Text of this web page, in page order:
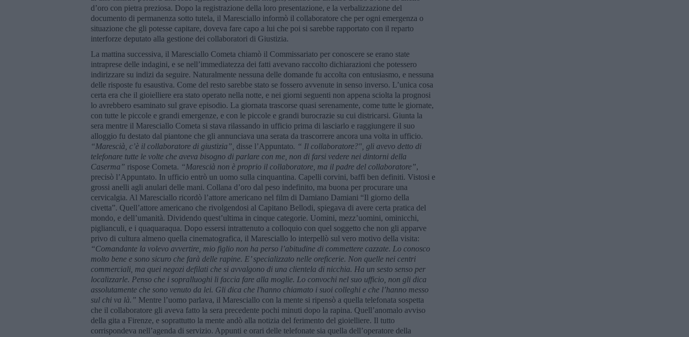
d’oro con pietra preziosa. Dopo la registrazione della loro presentazione, e la verbalizzazione del
documento di permanenza sotto tutela, il Maresciallo informò il collaboratore che per ogni emergenza o
situazione che gli potesse capitare, doveva fare capo a lui che poi si sarebbe rapportato con il reparto
interforze deputato alla gestione dei collaboratori di Giustizia.
La mattina successiva, il Maresciallo Cometa chiamò il Commissariato per conoscere se erano state
intraprese delle indagini, e se nell’immediatezza dei fatti avevano raccolto dichiarazioni che potessero
indirizzare su indizi da seguire. Naturalmente nessuna delle domande fu accolta con entusiasmo, e nessuna
delle risposte fu esaustiva. Come del resto sarebbe stato se fossero avvenute in senso inverso. L’unica cosa
certa era che il gioielliere era stato operato nella notte, e nei giorni seguenti non appena sciolta la prognosi
lo avrebbero esaminato sul grave episodio. La giornata trascorse quasi serenamente, come tutte le giornate,
con tutte le piccole e grandi emergenze, e con le piccole e grandi burocrazie su cui districarsi. Giunta la
sera mentre il Maresciallo Cometa si stava rilassando in ufficio prima di lasciarlo e raggiungere il suo
alloggio fu destato dal piantone che gli annunciava una serata da trascorrere ancora una volta in ufficio.
“Marescià, c’è il collaboratore di giustizia”, disse l’Appuntato. “ Il collaboratore?", gli avevo detto di
telefonare tutte le volte che aveva bisogno di parlare con me, non di farsi vedere nei dintorni della
Caserma” rispose Cometa. “Marescià non è proprio il collaboratore, ma il padre del collaboratore”,
precisò l’Appuntato. In ufficio entrò un uomo sulla cinquantina. Capelli corvini, baffi ben definiti. Vistosi e
grossi anelli agli anulari delle mani. Collana d’oro dal peso indefinito, ma buona per procurare una
cervicalgia. Al Maresciallo ricordò l’attore americano nel film di Damiano Damiani “Il giorno della
civetta”. Quell’attore americano che rivolgendosi al Capitano Bellodi, spiegava di avere certa pratica del
mondo, e dell’umanità. Dividendo quest’ultima in cinque categorie. Uomini, mezz’uomini, ominicchi,
piglianculi, e i quaquaraqua. Dopo essersi intrattenuto a colloquio con quel soggetto che non gli apparve
privo di cultura almeno quella cinematografica, il Maresciallo lo interpellò sul vero motivo della visita:
“Comandante la volevo avvertire, mio figlio non ha perso l’abitudine di commettere cazzate. Lo conosco
molto bene e sono sicuro che farà delle rapine. E’ specializzato nelle oreficerie. Non quelle nei centri
commerciali, ma quei negozi defilati che si avvalgono di una clientela di nicchia. Ha un sesto senso per
localizzarle. Penso che i sopralluoghi li faccia fare alla moglie. Lo convochi nel suo ufficio, non gli dica
assolutamente che sono venuto da lei. Gli dica che l'hanno chiamato i suoi colleghi e che l’hanno messo
sul chi va là.” Mentre l’uomo parlava, il Maresciallo con la mente si ripensò a quella telefonata sospetta
che il collaboratore gli aveva fatto la sera precedente pochi minuti dopo la rapina. Quell’anomalo avviso
della gita a Firenze, e soprattutto la mente andò alla notizia del ferimento del gioielliere. Il tutto
corrispondeva nell’agenda di servizio. Appunti e orari delle telefonate sia quella dell’operatore della